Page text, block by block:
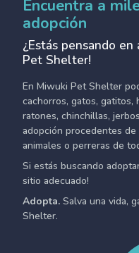
Encuentra a
adopción
¿Estás pensando
Pet Shelter!
En Miwuki Pet Shelter
cachorros, gatos, gatitos,
ratones, chinchillas,
adopción procedentes
animales o perreras de
Si estás buscando
sitio adecuado!
Adopta. Salva una vida,
Shelter.